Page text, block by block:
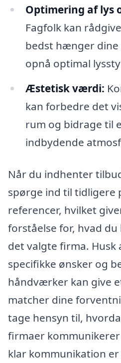
Optimering af lys
Fagfolk kan
bedst hænger
opnå optimal
Æstetisk værdi:
kan forbedre det
rum og bidrage til
indbydende
Når du indhenter
spørge ind til tidligere
referencer, hvilket
forståelse for, hvad
det valgte firma. Husk
specifikke ønsker og
håndværker kan give
matcher dine
tage hensyn til,
firmaer
klar kommunikation